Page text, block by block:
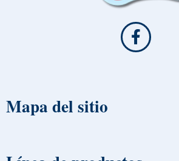
Mapa del sitio